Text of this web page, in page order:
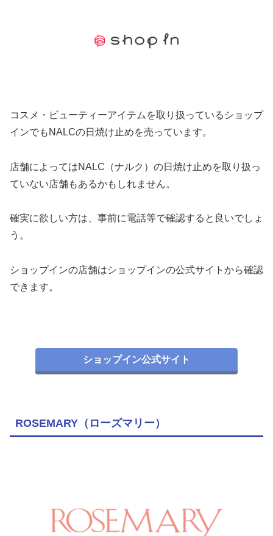
コスメ・ビューティーアイテムを取り扱っているショップ
インでもNALCの日焼け止めを売っています。
店舗によってはNALC（ナルク）の日焼け止めを取り扱っ
ていない店舗もあるかもしれません。
確実に欲しい方は、事前に電話等で確認すると良いでしょ
う。
ショップインの店舗はショップインの公式サイトから確認
できます。
ショップイン公式サイト
ROSEMARY（ローズマリー）